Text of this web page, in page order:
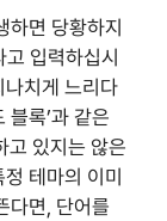
하면 당황하지
입력하십시
치게 느리다
블록’과 같은
고 있지는 않은
테마의 이미
다면, 단어를